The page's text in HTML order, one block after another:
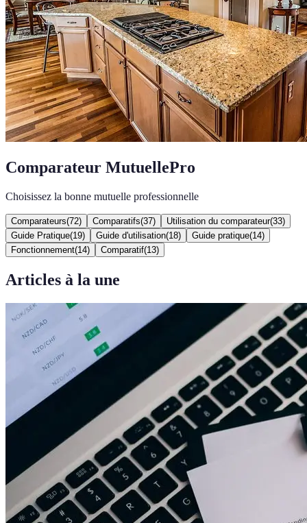
Comparateur MutuellePro
Choisissez la bonne mutuelle professionnelle
Comparateurs(72) Comparatifs(37) Utilisation du comparateur(33)
Guide Pratique(19) Guide d'utilisation(18) Guide pratique(14)
Fonctionnement(14) Comparatif(13)
Articles à la une